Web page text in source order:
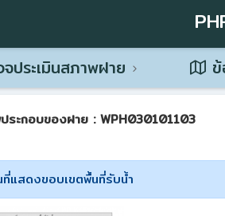
ประเมินสภาพฝาย
ระกอบของฝาย : WPH030101103
แสดงขอบเขตพื้นที่รับน้ำ